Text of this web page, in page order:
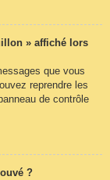
» affiché lors
que vous
reprendre les
de contrôle
?